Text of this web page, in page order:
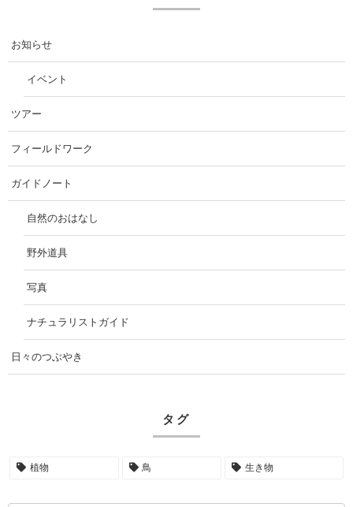
お知らせ
イベント
ツアー
フィールドワーク
ガイドノート
自然のおはなし
野外道具
写真
ナチュラリストガイド
日々のつぶやき
タグ
植物 鳥 生き物